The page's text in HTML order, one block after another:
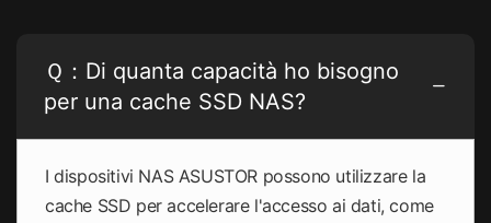
Ｑ：Di quanta capacità ho bisogno
per una cache SSD NAS?
I dispositivi NAS ASUSTOR possono utilizzare la
cache SSD per accelerare l'accesso ai dati, come